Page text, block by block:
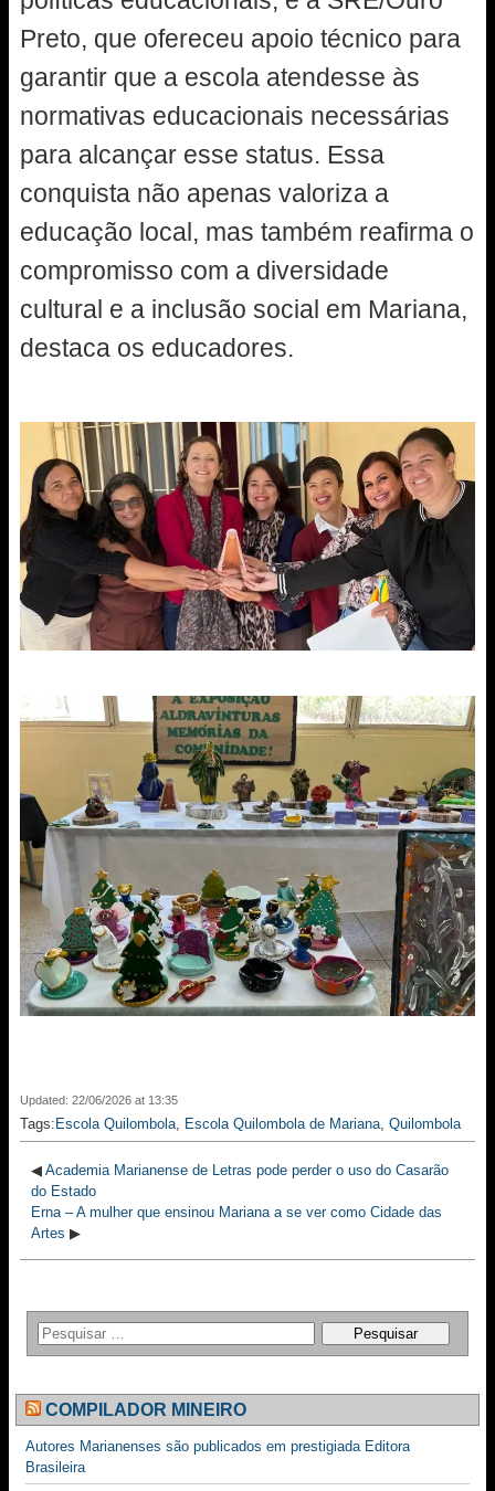
Preto, que ofereceu apoio técnico para
garantir que a escola atendesse às
normativas educacionais necessárias
para alcançar esse status. Essa
conquista não apenas valoriza a
educação local, mas também reafirma o
compromisso com a diversidade
cultural e a inclusão social em Mariana,
destaca os educadores.
Updated: 22/06/2026 at 13:35
Tags: Escola Quilombola, Escola Quilombola de Mariana, Quilombola
◀ Academia Marianense de Letras pode perder o uso do Casarão
do Estado
Erna – A mulher que ensinou Mariana a se ver como Cidade das
Artes ▶
COMPILADOR MINEIRO
Autores Marianenses são publicados em prestigiada Editora
Brasileira